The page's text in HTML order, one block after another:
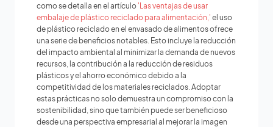
como se detalla en el artículo 'Las ventajas de usar
embalaje de plástico reciclado para alimentación,' el uso
de plástico reciclado en el envasado de alimentos ofrece
una serie de beneficios notables. Esto incluye la reducción
del impacto ambiental al minimizar la demanda de nuevos
recursos, la contribución a la reducción de residuos
plásticos y el ahorro económico debido a la
competitividad de los materiales reciclados. Adoptar
estas prácticas no solo demuestra un compromiso con la
sostenibilidad, sino que también puede ser beneficioso
desde una perspectiva empresarial al mejorar la imagen